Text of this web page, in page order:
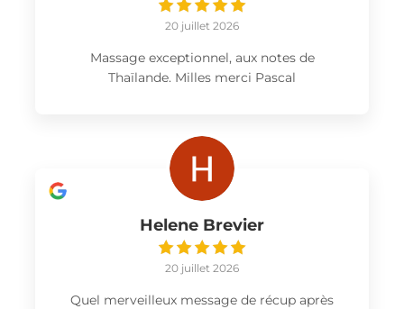
20 juillet 2026
Massage exceptionnel, aux notes de
Thaïlande. Milles merci Pascal
Helene Brevier
20 juillet 2026
Quel merveilleux message de récup après